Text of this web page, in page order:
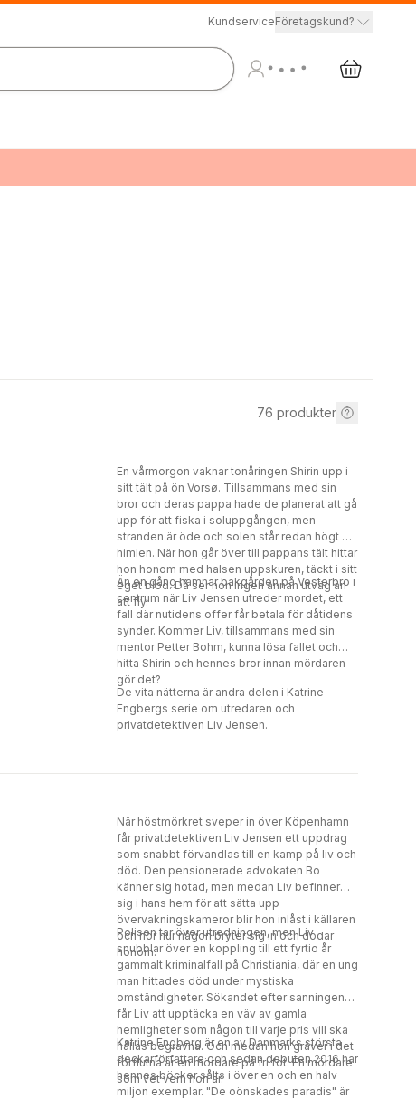
KundserviceFöretagskund?
76 produkter
En vårmorgon vaknar tonåringen Shirin upp i
sitt tält på ön Vorsø. Tillsammans med sin
bror och deras pappa hade de planerat att gå
upp för att fiska i soluppgången, men
stranden är öde och solen står redan högt på
himlen. När hon går över till pappans tält hittar
hon honom med halsen uppskuren, täckt i sitt
eget blod. Då ser hon ingen annan utväg än
att fly.
Än en gång hamnar bakgården på Vesterbro i
centrum när Liv Jensen utreder mordet, ett
fall där nutidens offer får betala för dåtidens
synder. Kommer Liv, tillsammans med sin
mentor Petter Bohm, kunna lösa fallet och
hitta Shirin och hennes bror innan mördaren
gör det?
De vita nätterna är andra delen i Katrine
Engbergs serie om utredaren och
privatdetektiven Liv Jensen.
När höstmörkret sveper in över Köpenhamn
får privatdetektiven Liv Jensen ett uppdrag
som snabbt förvandlas till en kamp på liv och
död. Den pensionerade advokaten Bo
känner sig hotad, men medan Liv befinner
sig i hans hem för att sätta upp
övervakningskameror blir hon inlåst i källaren
och hör hur någon bryter sig in och dödar
honom.
Polisen tar över utredningen, men Liv
snubblar över en koppling till ett fyrtio år
gammalt kriminalfall på Christiania, där en ung
man hittades död under mystiska
omständigheter. Sökandet efter sanningen
får Liv att upptäcka en väv av gamla
hemligheter som någon till varje pris vill ska
hållas begravna. Och medan hon gräver i det
förflutna är en mördare på fri fot. En mördare
som vet vem hon är.
Katrine Engberg är en av Danmarks största
deckarförfattare och sedan debuten 2016 har
hennes böcker sålts i över en och en halv
miljon exemplar. "De oönskades paradis" är